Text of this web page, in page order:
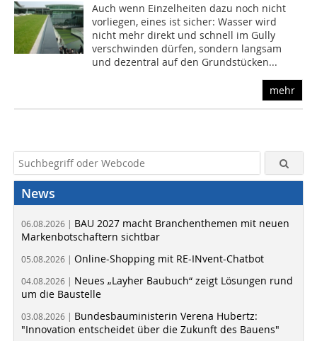
Auch wenn Einzelheiten dazu noch nicht
vorliegen, eines ist sicher: Wasser wird
nicht mehr direkt und schnell im Gully
verschwinden dürfen, sondern langsam
und dezentral auf den Grundstücken...
mehr
News
06.08.2026 | BAU 2027 macht Branchenthemen mit neuen
Markenbotschaftern sichtbar
05.08.2026 | Online-Shopping mit RE-INvent-Chatbot
04.08.2026 | Neues „Layher Baubuch“ zeigt Lösungen rund
um die Baustelle
03.08.2026 | Bundesbauministerin Verena Hubertz:
"Innovation entscheidet über die Zukunft des Bauens"